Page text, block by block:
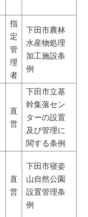
指
定
管
理
者
下田市農林
水産物処理
加工施設条
例
直
営
下田市立基
幹集落セン
ターの設置
及び管理に
関する条例
直
営
下田市寝姿
山自然公園
設置管理条
例